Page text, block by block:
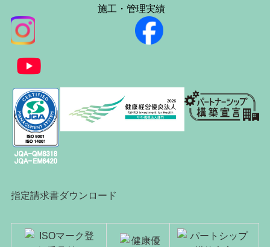
施工・管理実績
指定請求書ダウンロード